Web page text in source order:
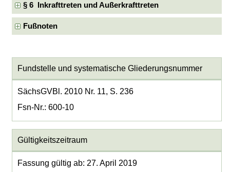
§ 6 Inkrafttreten und Außerkrafttreten
Fußnoten
Fundstelle und systematische Gliederungsnummer
SächsGVBl. 2010 Nr. 11, S. 236
Fsn-Nr.: 600-10
Gültigkeitszeitraum
Fassung gültig ab: 27. April 2019